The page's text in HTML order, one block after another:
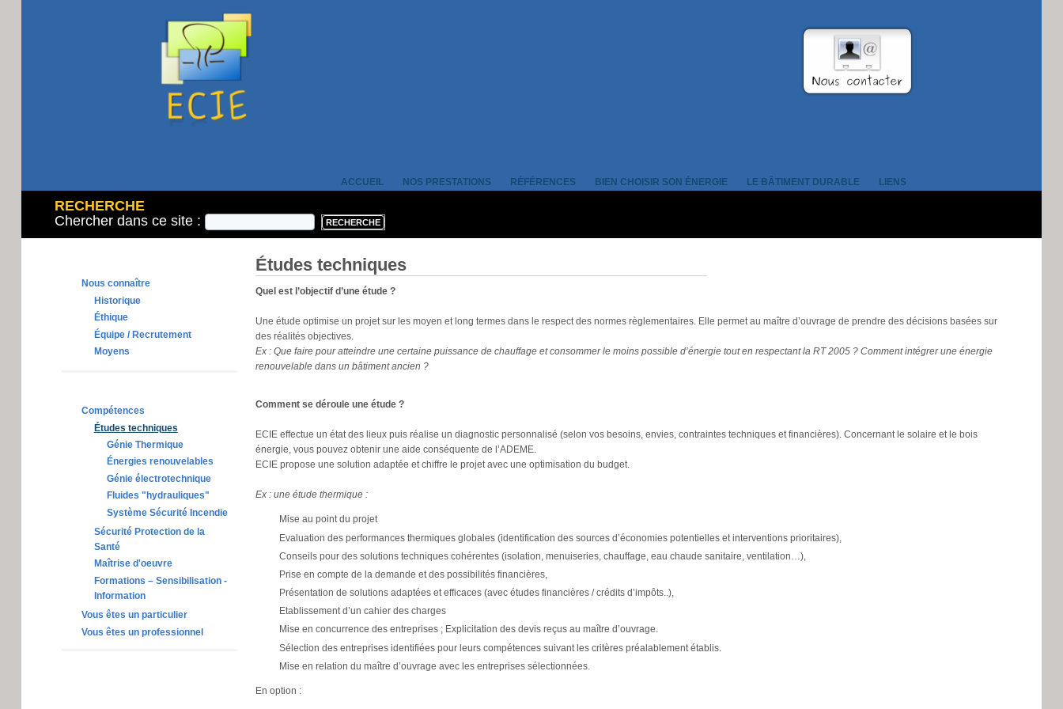
ACCUEIL NOS PRESTATIONS RÉFÉRENCES BIEN CHOISIR SON ÉNERGIE LE BÂTIMENT DURABLE LIENS
RECHERCHE
Chercher dans ce site :
Nous connaître
Historique
Éthique
Équipe / Recrutement
Moyens
Compétences
Études techniques
Génie Thermique
Énergies renouvelables
Génie électrotechnique
Fluides "hydrauliques"
Système Sécurité Incendie
Sécurité Protection de la
Santé
Maîtrise d'oeuvre
Formations – Sensibilisation -
Information
Vous êtes un particulier
Vous êtes un professionnel
Études techniques
Quel est l’objectif d’une étude ?
Une étude optimise un projet sur les moyen et long termes dans le respect des normes règlementaires. Elle permet au maître d’ouvrage de prendre des décisions basées sur
des réalités objectives.
Ex : Que faire pour atteindre une certaine puissance de chauffage et consommer le moins possible d’énergie tout en respectant la RT 2005 ? Comment intégrer une énergie
renouvelable dans un bâtiment ancien ?
Comment se déroule une étude ?
ECIE effectue un état des lieux puis réalise un diagnostic personnalisé (selon vos besoins, envies, contraintes techniques et financières). Concernant le solaire et le bois
énergie, vous pouvez obtenir une aide conséquente de l’ADEME.
ECIE propose une solution adaptée et chiffre le projet avec une optimisation du budget.
Ex : une étude thermique :
Mise au point du projet
Evaluation des performances thermiques globales (identification des sources d’économies potentielles et interventions prioritaires),
Conseils pour des solutions techniques cohérentes (isolation, menuiseries, chauffage, eau chaude sanitaire, ventilation…),
Prise en compte de la demande et des possibilités financières,
Présentation de solutions adaptées et efficaces (avec études financières / crédits d’impôts..),
Etablissement d’un cahier des charges
Mise en concurrence des entreprises ; Explicitation des devis reçus au maître d’ouvrage.
Sélection des entreprises identifiées pour leurs compétences suivant les critères préalablement établis.
Mise en relation du maître d’ouvrage avec les entreprises sélectionnées.
En option :